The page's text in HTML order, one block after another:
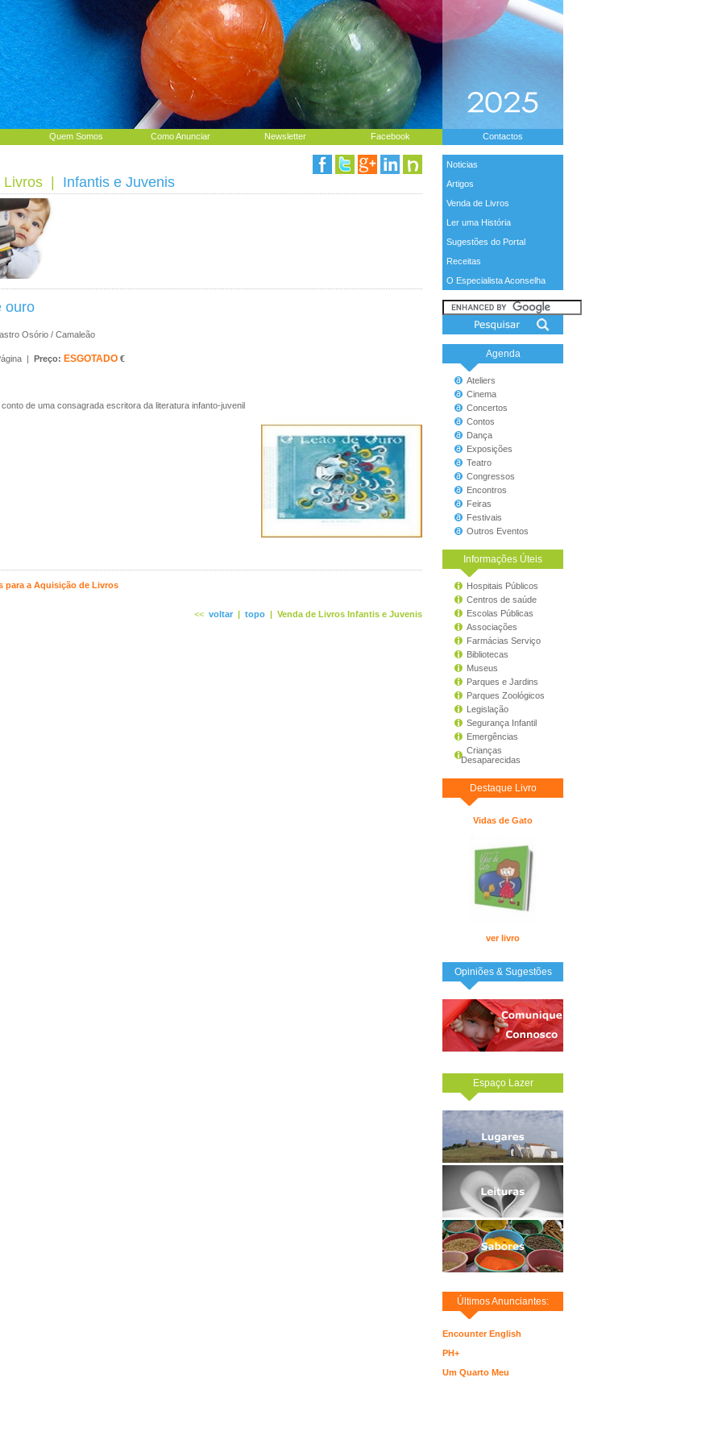
Quem Somos Como Anunciar Newsletter Facebook Contactos
Noticias
Artigos
Venda de Livros
Ler uma História
Sugestões do Portal
Receitas
O Especialista Aconselha
Agenda
Ateliers
Cinema
Concertos
Contos
Dança
Exposições
Teatro
Congressos
Encontros
Feiras
Festivais
Outros Eventos
Informações Úteis
Hospitais Públicos
Centros de saúde
Escolas Públicas
Associações
Farmácias Serviço
Bibliotecas
Museus
Parques e Jardins
Parques Zoológicos
Legislação
Segurança Infantil
Emergências
Crianças
Desaparecidas
Destaque Livro
Vidas de Gato
ver livro
Opiniões & Sugestões
Espaço Lazer
Últimos Anunciantes:
Encounter English
PH+
Um Quarto Meu
Livros Infantis e Juvenis
ouro
Osório / Camaleão
| Preço: ESGOTADO €
de uma consagrada escritora da literatura infanto-juvenil
para a Aquisição de Livros
<< voltar | topo | Venda de Livros Infantis e Juvenis